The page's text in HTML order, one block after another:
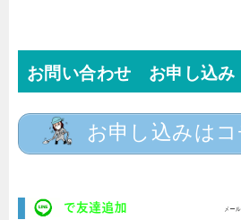
お問い合わせ お申し込み
お申し込みは